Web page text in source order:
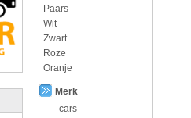
Paars
Wit
Zwart
Roze
Oranje
Merk
cars